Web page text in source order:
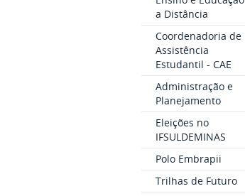
a Distância
Coordenadoria de
Assistência
Estudantil - CAE
Administração e
Planejamento
Eleições no
IFSULDEMINAS
Polo Embrapii
Trilhas de Futuro